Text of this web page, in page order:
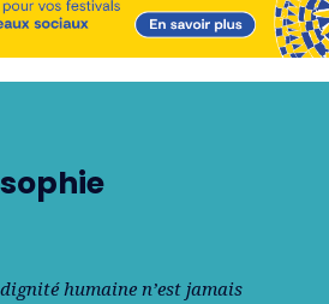
humaine n’est jamais